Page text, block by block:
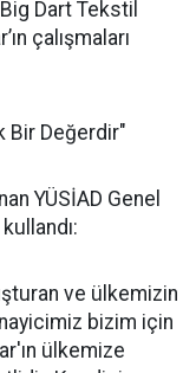
Dart Tekstil
çalışmaları
Bir Değerdir"
YÜSİAD Genel
ve ülkemizin
bizim için
ülkemize